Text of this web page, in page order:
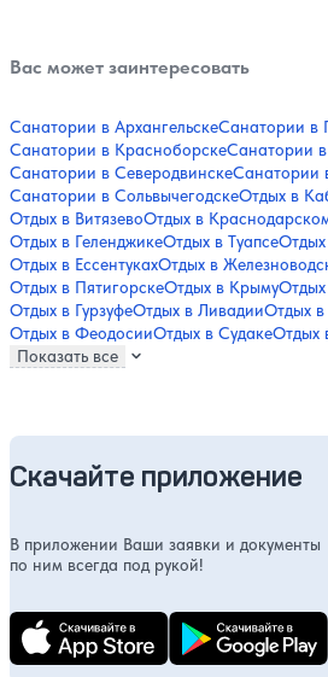
Вас может заинтересовать
Санатории в АрхангельскеСанатории в
Санатории в КрасноборскеСанатории
Санатории в СеверодвинскеСанатории
Санатории в СольвычегодскеОтдых в
Отдых в ВитязевоОтдых в
Отдых в ГеленджикеОтдых в Туапсе
Отдых в ЕссентукахОтдых в
Отдых в ПятигорскеОтдых в КрымуОтдых
Отдых в ГурзуфеОтдых в ЛивадииОтдых в
Отдых в ФеодосииОтдых в СудакеОтдых
Показать все
Скачайте приложение
В приложении Ваши заявки и документы
по ним всегда под рукой!